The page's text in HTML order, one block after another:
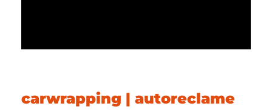
carwrapping | autoreclame